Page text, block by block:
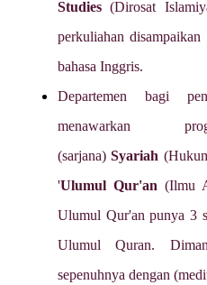
Studies (Dirosat
perkuliahan
bahasa Inggris.
Departemen bagi
menawarkan
(sarjana)Syariah
'Ulumul Qur'an(Ilmu
Ulumul Qur'an punya 3
Ulumul Quran.
sepenuhnya dengan